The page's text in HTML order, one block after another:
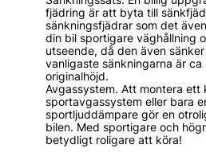
fjädring är att byta till
sänkningsfjädrar som det
din bil sportigare väghållning
utseende, då den även
vanligaste sänkningarna är
originalhöjd.
Avgassystem. Att montera ett
sportavgassystem eller bara
sportljuddämpare gör en
bilen. Med sportigare och
betydligt roligare att köra!